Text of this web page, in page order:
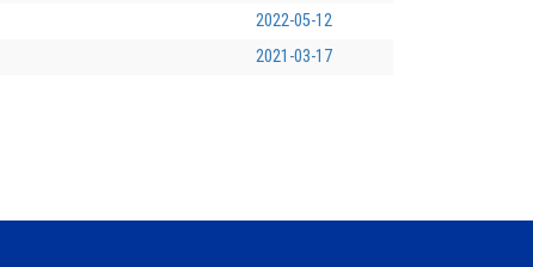
2022-05-12
2021-03-17